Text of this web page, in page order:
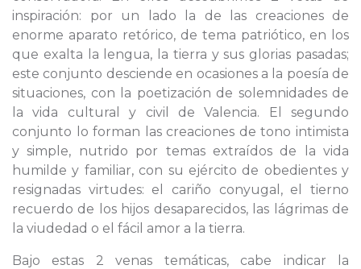
inspiración: por un lado la de las creaciones de
enorme aparato retórico, de tema patriótico, en los
que exalta la lengua, la tierra y sus glorias pasadas;
este conjunto desciende en ocasiones a la poesía de
situaciones, con la poetización de solemnidades de
la vida cultural y civil de Valencia. El segundo
conjunto lo forman las creaciones de tono intimista
y simple, nutrido por temas extraídos de la vida
humilde y familiar, con su ejército de obedientes y
resignadas virtudes: el cariño conyugal, el tierno
recuerdo de los hijos desaparecidos, las lágrimas de
la viudedad o el fácil amor a la tierra.
Bajo estas 2 venas temáticas, cabe indicar la